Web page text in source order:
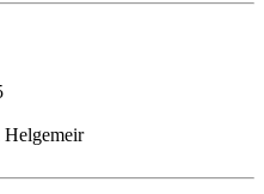
Helgemeir